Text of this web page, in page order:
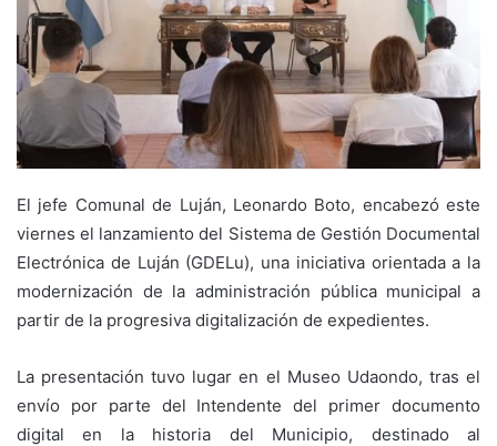
El jefe Comunal de Luján, Leonardo Boto, encabezó este
viernes el lanzamiento del Sistema de Gestión Documental
Electrónica de Luján (GDELu), una iniciativa orientada a la
modernización de la administración pública municipal a
partir de la progresiva digitalización de expedientes.
La presentación tuvo lugar en el Museo Udaondo, tras el
envío por parte del Intendente del primer documento
digital en la historia del Municipio, destinado al